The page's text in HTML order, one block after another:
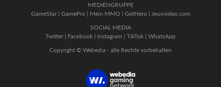
MEDIENGRUPPE
GameStar| GamePro | Mein MMO | GetHero | Jeuxvideo.com
SOCIAL MEDIA
Twitter | Facebook | Instagram | TikTok | WhatsApp
Copyright © Webedia - alle Rechte vorbehalten